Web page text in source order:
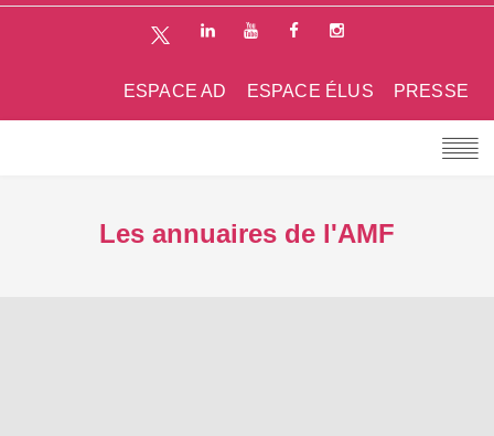
PRESSE
ESPACE ÉLUS
ESPACE AD
Les annuaires de l'AMF